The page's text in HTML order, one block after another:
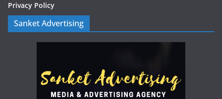
Privacy Policy
Sanket Advertising